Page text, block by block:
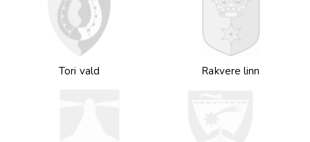
Tori vald Rakvere linn